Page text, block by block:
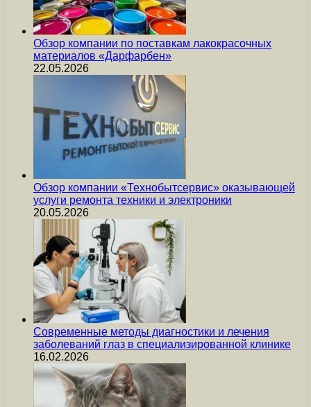
Обзор компании по поставкам лакокрасочных
материалов «Дарфарбен»
22.05.2026
Обзор компании «Технобытсервис» оказывающей
услуги ремонта техники и электроники
20.05.2026
Современные методы диагностики и лечения
заболеваний глаз в специализированной клинике
16.02.2026